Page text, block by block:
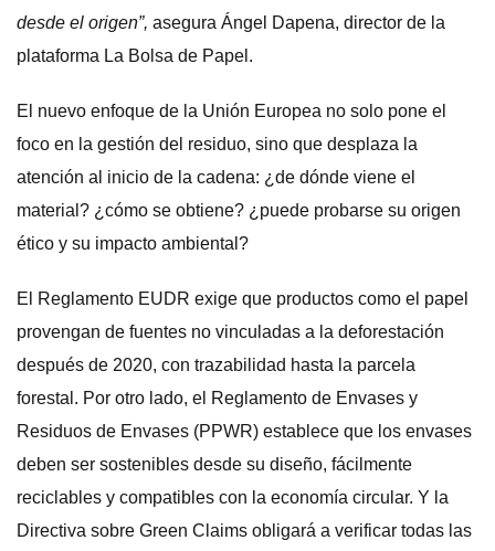
desde el origen”, asegura Ángel Dapena, director de la
plataforma La Bolsa de Papel.
El nuevo enfoque de la Unión Europea no solo pone el
foco en la gestión del residuo, sino que desplaza la
atención al inicio de la cadena: ¿de dónde viene el
material? ¿cómo se obtiene? ¿puede probarse su origen
ético y su impacto ambiental?
El Reglamento EUDR exige que productos como el papel
provengan de fuentes no vinculadas a la deforestación
después de 2020, con trazabilidad hasta la parcela
forestal. Por otro lado, el Reglamento de Envases y
Residuos de Envases (PPWR) establece que los envases
deben ser sostenibles desde su diseño, fácilmente
reciclables y compatibles con la economía circular. Y la
Directiva sobre Green Claims obligará a verificar todas las